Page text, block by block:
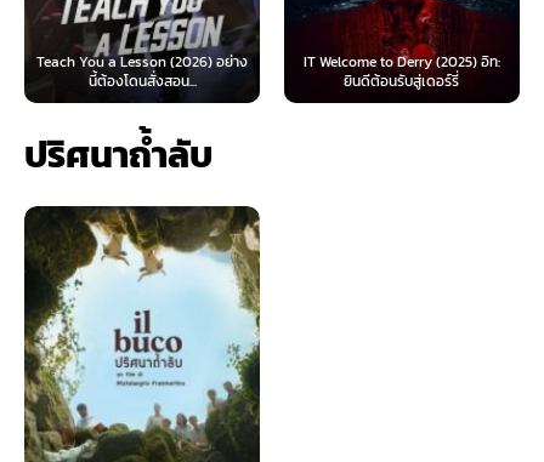
Lesson (2026) อย่าง
IT Welcome to Derry (2025) อิท:
ยินดีต้อนรับสู่เดอร์รี่
Beyond
ปริศนาถ้ำลับ